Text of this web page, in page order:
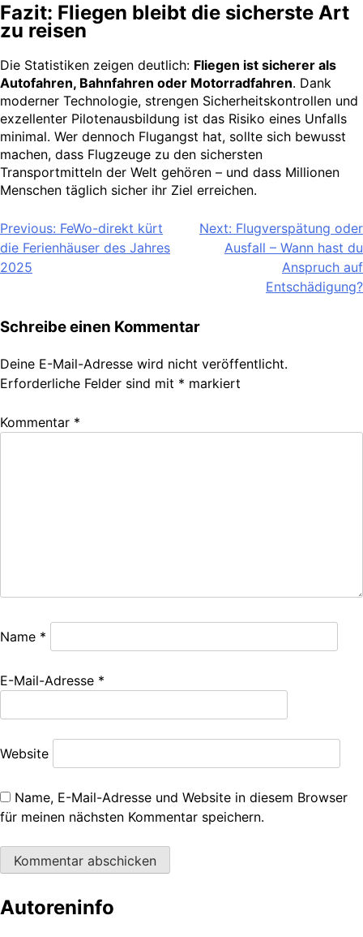
Fazit: Fliegen bleibt die sicherste Art
zu reisen
Die Statistiken zeigen deutlich: Fliegen ist sicherer als
Autofahren, Bahnfahren oder Motorradfahren. Dank
moderner Technologie, strengen Sicherheitskontrollen und
exzellenter Pilotenausbildung ist das Risiko eines Unfalls
minimal. Wer dennoch Flugangst hat, sollte sich bewusst
machen, dass Flugzeuge zu den sichersten
Transportmitteln der Welt gehören – und dass Millionen
Menschen täglich sicher ihr Ziel erreichen.
Beitragsnavigation
Previous: FeWo-direkt kürt
die Ferienhäuser des Jahres
2025
Next: Flugverspätung oder
Ausfall – Wann hast du
Anspruch auf
Entschädigung?
Schreibe einen Kommentar
Deine E-Mail-Adresse wird nicht veröffentlicht.
Erforderliche Felder sind mit * markiert
Kommentar *
Name *
E-Mail-Adresse *
Website
Name, E-Mail-Adresse und Website in diesem Browser
für meinen nächsten Kommentar speichern.
Autoreninfo